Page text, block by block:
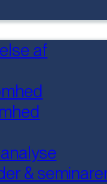
af
&